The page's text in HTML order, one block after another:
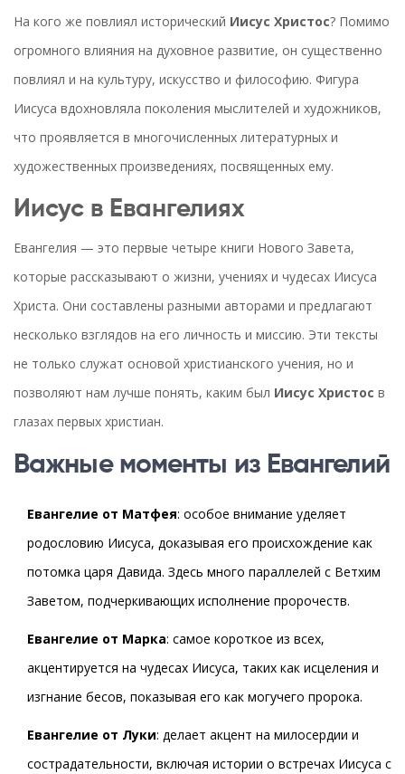
На кого же повлиял исторический Иисус Христос? Помимо
огромного влияния на духовное развитие, он существенно
повлиял и на культуру, искусство и философию. Фигура
Иисуса вдохновляла поколения мыслителей и художников,
что проявляется в многочисленных литературных и
художественных произведениях, посвященных ему.
Иисус в Евангелиях
Евангелия — это первые четыре книги Нового Завета,
которые рассказывают о жизни, учениях и чудесах Иисуса
Христа. Они составлены разными авторами и предлагают
несколько взглядов на его личность и миссию. Эти тексты
не только служат основой христианского учения, но и
позволяют нам лучше понять, каким был Иисус Христос в
глазах первых христиан.
Важные моменты из Евангелий
Евангелие от Матфея: особое внимание уделяет
родословию Иисуса, доказывая его происхождение как
потомка царя Давида. Здесь много параллелей с Ветхим
Заветом, подчеркивающих исполнение пророчеств.
Евангелие от Марка: самое короткое из всех,
акцентируется на чудесах Иисуса, таких как исцеления и
изгнание бесов, показывая его как могучего пророка.
Евангелие от Луки: делает акцент на милосердии и
сострадательности, включая истории о встречах Иисуса с